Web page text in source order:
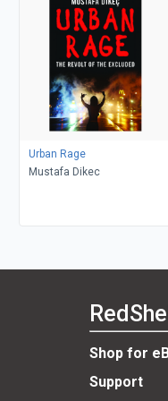
Urban Rage
Mustafa Dikec
Shop for
Support